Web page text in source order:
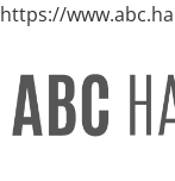
https://